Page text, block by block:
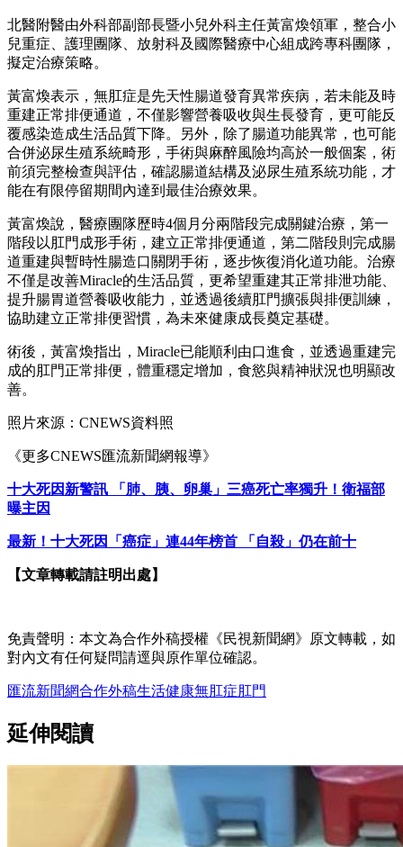
北醫附醫由外科部副部長暨小兒外科主任黃富煥領軍，整合小
兒重症、護理團隊、放射科及國際醫療中心組成跨專科團隊，
擬定治療策略。
黃富煥表示，無肛症是先天性腸道發育異常疾病，若未能及時
重建正常排便通道，不僅影響營養吸收與生長發育，更可能反
覆感染造成生活品質下降。另外，除了腸道功能異常，也可能
合併泌尿生殖系統畸形，手術與麻醉風險均高於一般個案，術
前須完整檢查與評估，確認腸道結構及泌尿生殖系統功能，才
能在有限停留期間內達到最佳治療效果。
黃富煥說，醫療團隊歷時4個月分兩階段完成關鍵治療，第一
階段以肛門成形手術，建立正常排便通道，第二階段則完成腸
道重建與暫時性腸造口關閉手術，逐步恢復消化道功能。治療
不僅是改善Miracle的生活品質，更希望重建其正常排泄功能、
提升腸胃道營養吸收能力，並透過後續肛門擴張與排便訓練，
協助建立正常排便習慣，為未來健康成長奠定基礎。
術後，黃富煥指出，Miracle已能順利由口進食，並透過重建完
成的肛門正常排便，體重穩定增加，食慾與精神狀況也明顯改
善。
照片來源：CNEWS資料照
《更多CNEWS匯流新聞網報導》
十大死因新警訊 「肺、胰、卵巢」三癌死亡率獨升！衛福部
曝主因
最新！十大死因「癌症」連44年榜首 「自殺」仍在前十
【文章轉載請註明出處】
免責聲明：本文為合作外稿授權《民視新聞網》原文轉載，如
對內文有任何疑問請逕與原作單位確認。
匯流新聞網合作外稿生活健康無肛症肛門
延伸閱讀